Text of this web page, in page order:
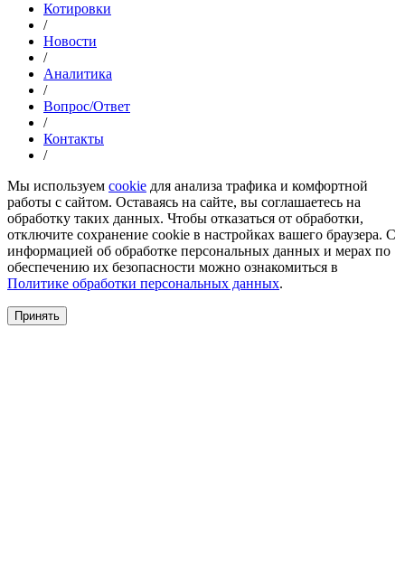
Котировки
/
Новости
/
Аналитика
/
Вопрос/Ответ
/
Контакты
/
Мы используем cookie для анализа трафика и комфортной
работы с сайтом. Оставаясь на сайте, вы соглашаетесь на
обработку таких данных. Чтобы отказаться от обработки,
отключите сохранение cookie в настройках вашего браузера. С
информацией об обработке персональных данных и мерах по
обеспечению их безопасности можно ознакомиться в
Политике обработки персональных данных.
Принять